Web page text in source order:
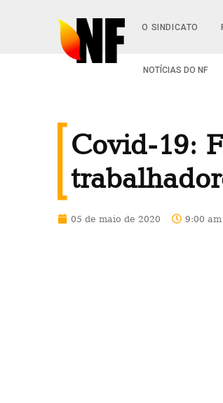
O SINDICATO
NOTÍCIAS DO NF
Covid-19:
05 de maio de 2020 9:00 am